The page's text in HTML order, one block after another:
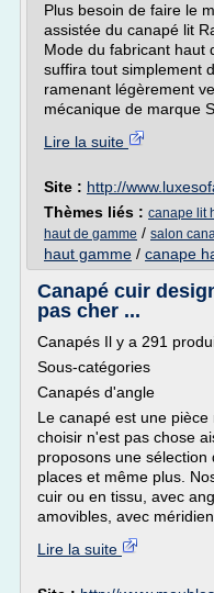
Plus besoin de faire le
assistée du canapé lit
Mode du fabricant haut
suffira tout simplement
ramenant légèrement
mécanique de marque
Lire la suite
Site : http://
Thèmes liés : canape lit
haut de gamme / salon
haut gamme / canape
Canapé cuir
pas cher ...
Canapés Il y a 291
Sous-catégories
Canapés d'angle
Le canapé est une
choisir n'est pas chose
proposons une
places et même plus.
cuir ou en tissu, avec
amovibles, avec
Lire la suite